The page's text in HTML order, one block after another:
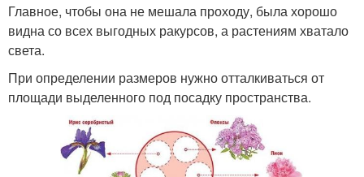
Главное, чтобы она не мешала проходу, была хорошо
видна со всех выгодных ракурсов, а растениям хватало
света.
При определении размеров нужно отталкиваться от
площади выделенного под посадку пространства.